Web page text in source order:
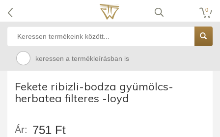
0
keressen a termékleírásban is
Fekete ribizli-bodza gyümölcs-
herbatea filteres -loyd
Ár: 751 Ft